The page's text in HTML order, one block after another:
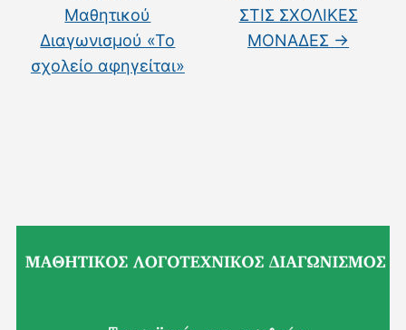
Μαθητικού
Διαγωνισμού «Το
σχολείο αφηγείται»
ΣΤΙΣ ΣΧΟΛΙΚΕΣ
ΜΟΝΑΔΕΣ →